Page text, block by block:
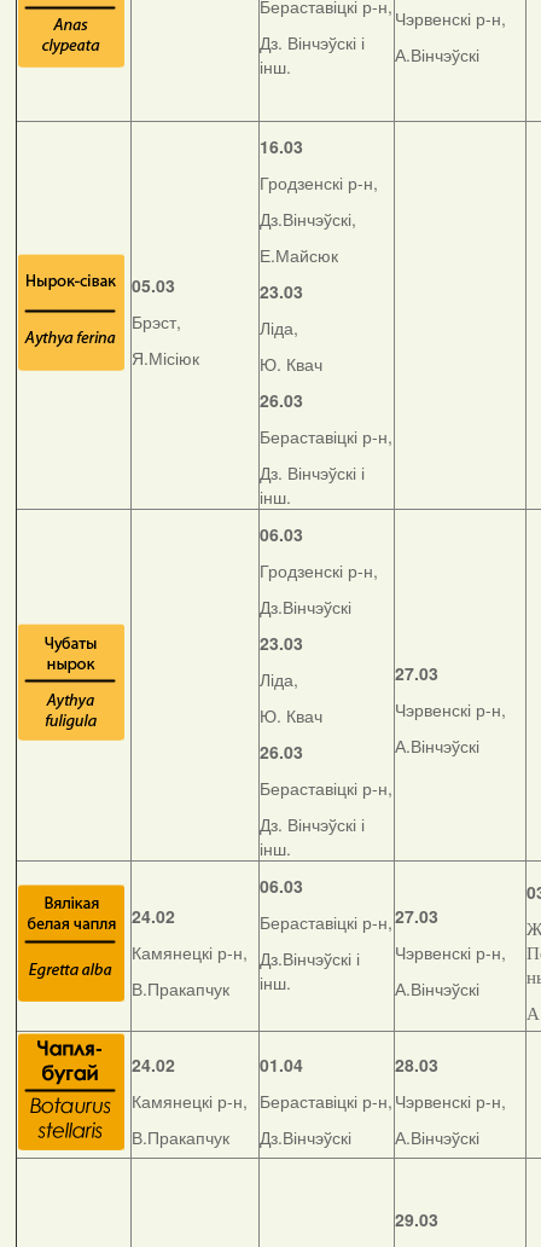
Бераставіцкі р-н,
Дз. Вінчэўскі і
інш.
Чэрвенскі р-н,
А.Вінчэўскі
05.03
Брэст,
Я.Місіюк
16.03
Гродзенскі р-н,
Дз.Вінчэўскі,
Е.Майсюк
23.03
Ліда,
Ю. Квач
26.03
Бераставіцкі р-н,
Дз. Вінчэўскі і
інш.
06.03
Гродзенскі р-н,
Дз.Вінчэўскі
23.03
Ліда,
Ю. Квач
26.03
Бераставіцкі р-н,
Дз. Вінчэўскі і
інш.
27.03
Чэрвенскі р-н,
А.Вінчэўскі
24.02
Камянецкі р-н,
В.Пракапчук
06.03
Бераставіцкі р-н,
Дз.Вінчэўскі і
інш.
27.03
Чэрвенскі р-н,
А.Вінчэўскі
24.02
Камянецкі р-н,
В.Пракапчук
01.04
Бераставіцкі р-н,
Дз.Вінчэўскі
28.03
Чэрвенскі р-н,
А.Вінчэўскі
29.03